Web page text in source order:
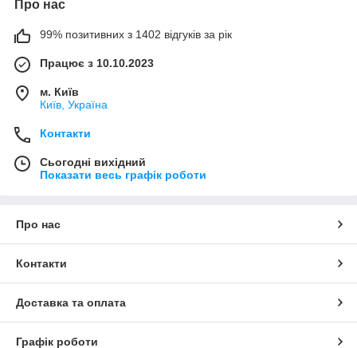
Про нас
99% позитивних з 1402 відгуків за рік
Працює з 10.10.2023
м. Київ
Київ, Україна
Контакти
Сьогодні вихідний
Показати весь графік роботи
Про нас
Контакти
Доставка та оплата
Графік роботи